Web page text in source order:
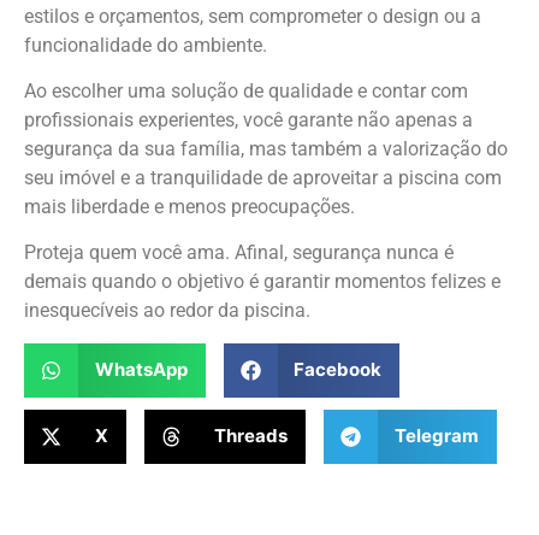
estilos e orçamentos, sem comprometer o design ou a
funcionalidade do ambiente.
Ao escolher uma solução de qualidade e contar com
profissionais experientes, você garante não apenas a
segurança da sua família, mas também a valorização do
seu imóvel e a tranquilidade de aproveitar a piscina com
mais liberdade e menos preocupações.
Proteja quem você ama. Afinal, segurança nunca é
demais quando o objetivo é garantir momentos felizes e
inesquecíveis ao redor da piscina.
WhatsApp Facebook
X Threads Telegram